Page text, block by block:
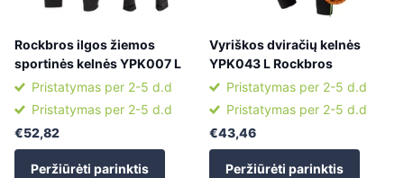
Rockbros ilgos žiemos
sportinės kelnės YPK007 L
Pristatymas per 2-5 d.d
Pristatymas per 2-5 d.d
€52,82
Peržiūrėti parinktis
Vyriškos dviračių kelnės
YPK043 L Rockbros
Pristatymas per 2-5 d.d
Pristatymas per 2-5 d.d
€43,46
Peržiūrėti parinktis